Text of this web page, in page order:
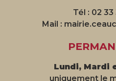
Tél : 02 33
Mail :
Lundi, Mardi
uniquement le